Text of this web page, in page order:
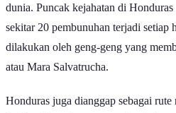
dunia. Puncak kejahatan di
sekitar 20 pembunuhan terjadi setiap
dilakukan oleh geng-geng yang
atau Mara Salvatrucha.
Honduras juga dianggap sebagai